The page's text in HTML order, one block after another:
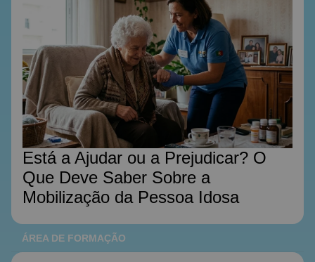
Está a Ajudar ou a Prejudicar? O
Que Deve Saber Sobre a
Mobilização da Pessoa Idosa
ÁREA DE FORMAÇÃO